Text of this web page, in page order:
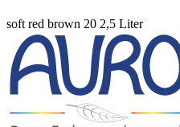
soft red brown 20 2,5 Liter